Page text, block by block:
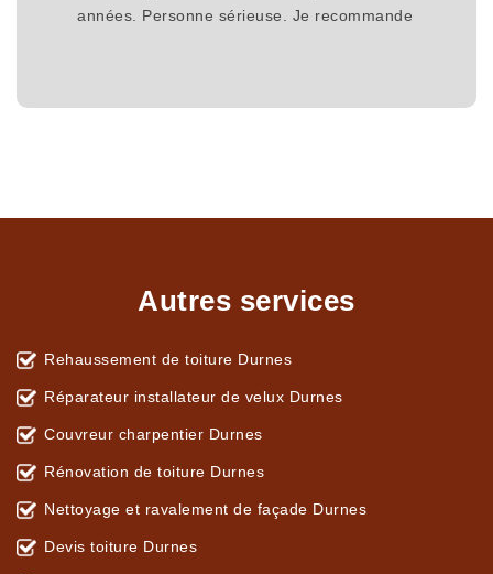
années. Personne sérieuse. Je recommande
Autres services
Rehaussement de toiture Durnes
Réparateur installateur de velux Durnes
Couvreur charpentier Durnes
Rénovation de toiture Durnes
Nettoyage et ravalement de façade Durnes
Devis toiture Durnes